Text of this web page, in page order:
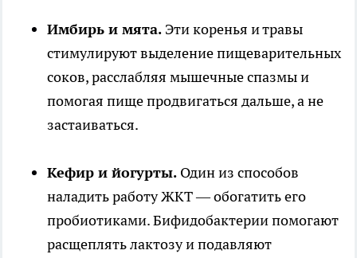
Имбирь и мята. Эти коренья и травы
стимулируют выделение пищеварительных
соков, расслабляя мышечные спазмы и
помогая пище продвигаться дальше, а не
застаиваться.
Кефир и йогурты. Один из способов
наладить работу ЖКТ — обогатить его
пробиотиками. Бифидобактерии помогают
расщеплять лактозу и подавляют